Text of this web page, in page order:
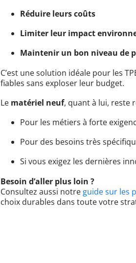
Réduire leurs coûts
Limiter leur impact
Maintenir un bon niveau de
C’est une solution idéale pour les
fiables sans exploser leur budget.
Le matériel neuf, quant à lui, reste
Pour les métiers à forte
Pour des besoins très
Si vous exigez les dernières
Besoin d’aller plus loin ?
Consultez aussi notre guide sur les
choix durables dans toute votre